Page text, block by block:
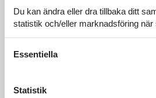
Du kan ändra eller dra tillbaka ditt
statistik och/eller marknadsföring när
Essentiella
Statistik